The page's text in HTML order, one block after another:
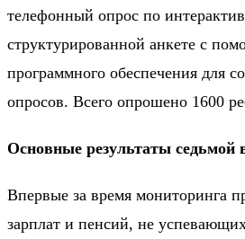
телефонный опрос по
структурированной анкете с
программного обеспечения для
опросов. Всего опрошено 1600
Основные результаты седьмой
Впервые за время мониторинга
зарплат и пенсий, не